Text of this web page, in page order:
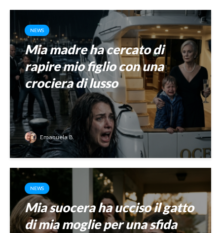
NEWS
Mia madre ha cercato di
rapire mio figlio con una
crociera di lusso
Emanuela B.
NEWS
Mia suocera ha ucciso il gatto
di mia moglie per una sfida